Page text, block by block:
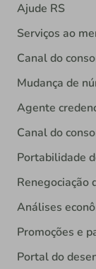
Ajude RS
Serviços ao
Canal do
Mudança de
Agente
Canal do
Portabilidade
Renegociação
Análises
Promoções e
Portal do